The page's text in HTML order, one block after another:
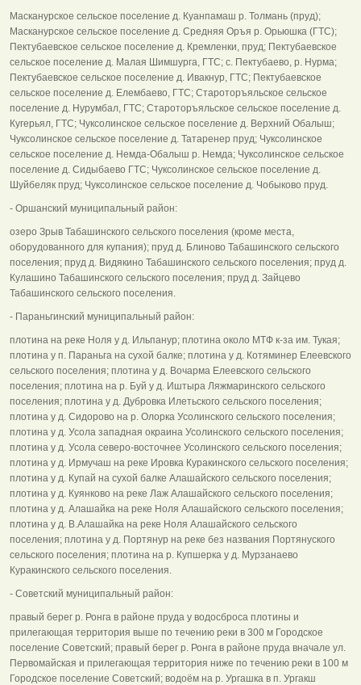
Масканурское сельское поселение д. Куанпамаш р. Толмань (пруд);
Масканурское сельское поселение д. Средняя Оръя р. Орьюшка (ГТС);
Пектубаевское сельское поселение д. Кремленки, пруд; Пектубаевское
сельское поселение д. Малая Шимшурга, ГТС; с. Пектубаево, р. Нурма;
Пектубаевское сельское поселение д. Ивакнур, ГТС; Пектубаевское
сельское поселение д. Елембаево, ГТС; Староторъяльское сельское
поселение д. Нурумбал, ГТС; Староторъяльское сельское поселение д.
Кугерьял, ГТС; Чуксолинское сельское поселение д. Верхний Обалыш;
Чуксолинское сельское поселение д. Татаренер пруд; Чуксолинское
сельское поселение д. Немда-Обалыш р. Немда; Чуксолинское сельское
поселение д. Сидыбаево ГТС; Чуксолинское сельское поселение д.
Шуйбеляк пруд; Чуксолинское сельское поселение д. Чобыково пруд.
- Оршанский муниципальный район:
озеро Зрыв Табашинского сельского поселения (кроме места,
оборудованного для купания); пруд д. Блиново Табашинского сельского
поселения; пруд д. Видякино Табашинского сельского поселения; пруд д.
Кулашино Табашинского сельского поселения; пруд д. Зайцево
Табашинского сельского поселения.
- Параньгинский муниципальный район:
плотина на реке Ноля у д. Ильпанур; плотина около МТФ к-за им. Тукая;
плотина у п. Параньга на сухой балке; плотина у д. Котяминер Елеевского
сельского поселения; плотина у д. Вочарма Елеевского сельского
поселения; плотина на р. Буй у д. Иштыра Ляжмаринского сельского
поселения; плотина у д. Дубровка Илетьского сельского поселения;
плотина у д. Сидорово на р. Олорка Усолинского сельского поселения;
плотина у д. Усола западная окраина Усолинского сельского поселения;
плотина у д. Усола северо-восточнее Усолинского сельского поселения;
плотина у д. Ирмучаш на реке Ировка Куракинского сельского поселения;
плотина у д. Купай на сухой балке Алашайского сельского поселения;
плотина у д. Куянково на реке Лаж Алашайского сельского поселения;
плотина у д. Алашайка на реке Ноля Алашайского сельского поселения;
плотина у д. В.Алашайка на реке Ноля Алашайского сельского
поселения; плотина у д. Портянур на реке без названия Портянуского
сельского поселения; плотина на р. Купшерка у д. Мурзанаево
Куракинского сельского поселения.
- Советский муниципальный район:
правый берег р. Ронга в районе пруда у водосброса плотины и
прилегающая территория выше по течению реки в 300 м Городское
поселение Советский; правый берег р. Ронга в районе пруда вначале ул.
Первомайская и прилегающая территория ниже по течению реки в 100 м
Городское поселение Советский; водоём на р. Ургашка в п. Ургакш